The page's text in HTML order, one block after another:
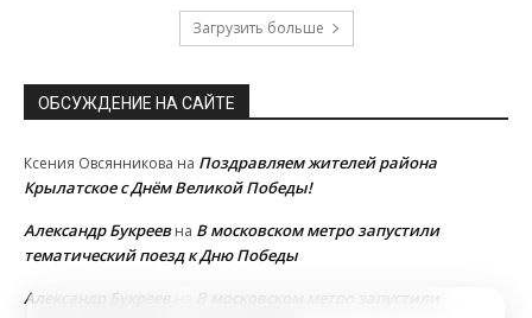
Загрузить больше
ОБСУЖДЕНИЕ НА САЙТЕ
Ксения Овсянникова на Поздравляем жителей района
Крылатское с Днём Великой Победы!
Александр Букреевна В московском метро запустили
тематический поезд к Дню Победы
Александр Букреев
В московском метро запустили